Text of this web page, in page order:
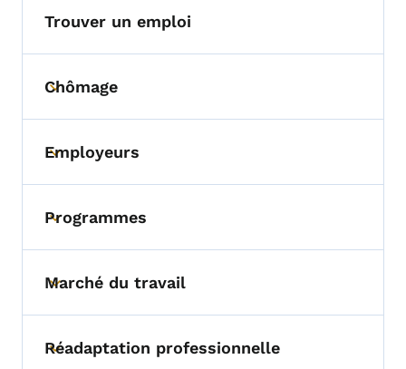
Trouver un emploi
Toggle submenu
Chômage
Toggle submenu
Employeurs
Toggle submenu
Programmes
Toggle submenu
Marché du travail
Toggle submenu
Réadaptation professionnelle